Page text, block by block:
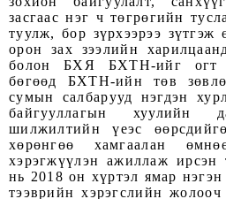
засгаас нэг ч төгрөгийн
туулж, бор зүрхээрээ зүтгэж
орон зах зээлийн
болон БХЯ БХТН-ийг огт
бөгөөд БХТН-ийн төв
сумын салбарууд нэгдэн
байгууллагын хуулийн
шилжилтийн үеэс
хөрөнгөө хамгаалан
хэрэгжүүлэн ажиллаж
нь 2018 он хүртэл ямар
тээврийн хэрэгслийн